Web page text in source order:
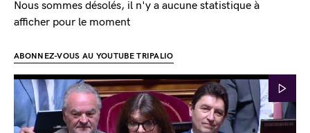
Nous sommes désolés, il n'y a aucune statistique à
afficher pour le moment
ABONNEZ-VOUS AU YOUTUBE TRIPALIO